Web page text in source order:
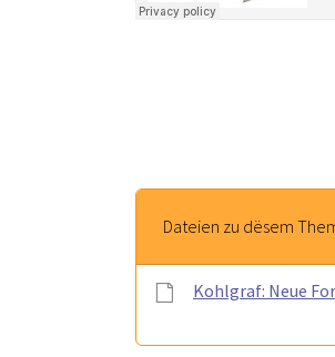
Dateien zu dësem
Kohlgraf: Neue